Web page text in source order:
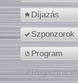
Díjazás
Szponzorok
Program
Regisztráció